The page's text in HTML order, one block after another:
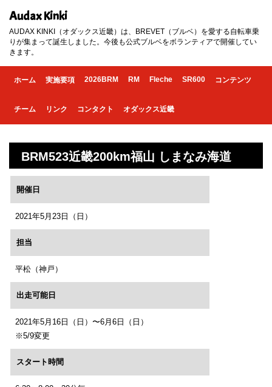
Audax Kinki
AUDAX KINKI（オダックス近畿）は、BREVET（ブルベ）を愛する自転車乗
りが集まって誕生しました。今後も公式ブルベをボランティアで開催してい
きます。
ホーム 実施要項 2026BRM RM Fleche SR600 コンテンツ
チーム リンク コンタクト オダックス近畿
BRM523近畿200km福山 しまなみ海道
開催日
2021年5月23日（日）
担当
平松（神戸）
出走可能日
2021年5月16日（日）〜6月6日（日）
※5/9変更
スタート時間